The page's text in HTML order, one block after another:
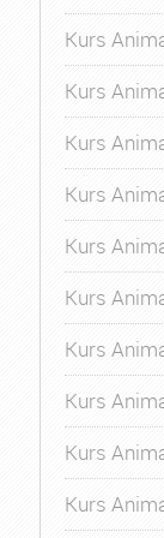
Kurs
Kurs
Kurs
Kurs
Kurs
Kurs
Kurs
Kurs
Kurs
Kurs